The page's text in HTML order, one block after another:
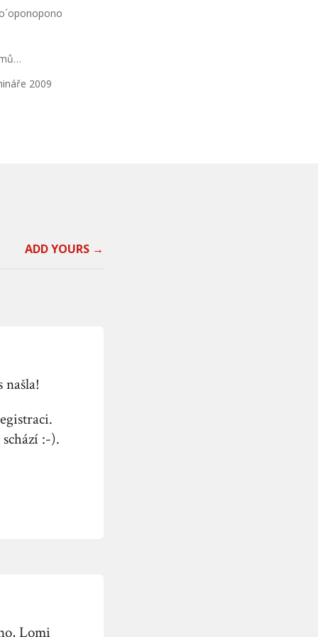
2009
ADD YOURS →
našla!
:-).
Lomi